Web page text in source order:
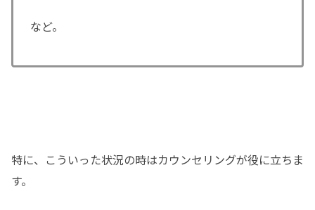
など。
特に、こういった状況の時はカウンセリングが役に立ちま
す。